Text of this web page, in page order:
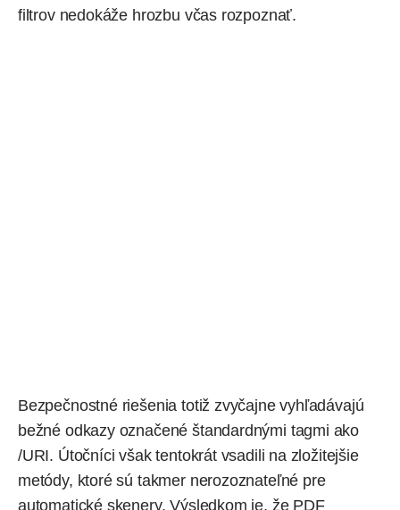
filtrov nedokáže hrozbu včas rozpoznať.
Bezpečnostné riešenia totiž zvyčajne vyhľadávajú
bežné odkazy označené štandardnými tagmi ako
/URI. Útočníci však tentokrát vsadili na zložitejšie
metódy, ktoré sú takmer nerozoznateľné pre
automatické skenery. Výsledkom je, že PDF